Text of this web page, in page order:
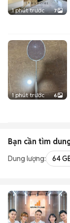
1 phút trước 7
1 phút trước 6
Bạn cần tìm
Dung lượng: 64